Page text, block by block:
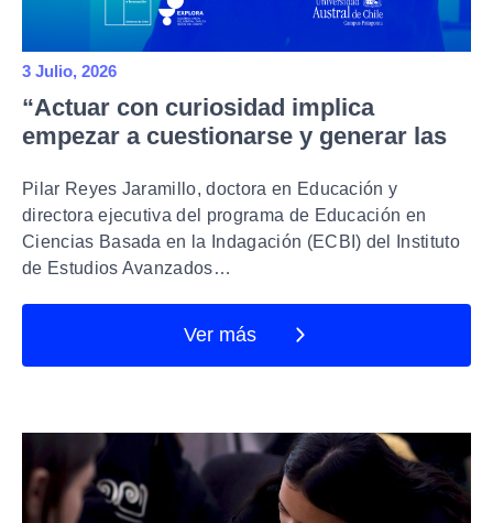
3 Julio, 2026
“Actuar con curiosidad implica
empezar a cuestionarse y generar las
Pilar Reyes Jaramillo, doctora en Educación y
directora ejecutiva del programa de Educación en
Ciencias Basada en la Indagación (ECBI) del Instituto
de Estudios Avanzados…
Ver más